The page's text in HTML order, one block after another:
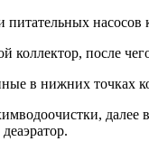
насосов
коллектор, после
в нижних точках